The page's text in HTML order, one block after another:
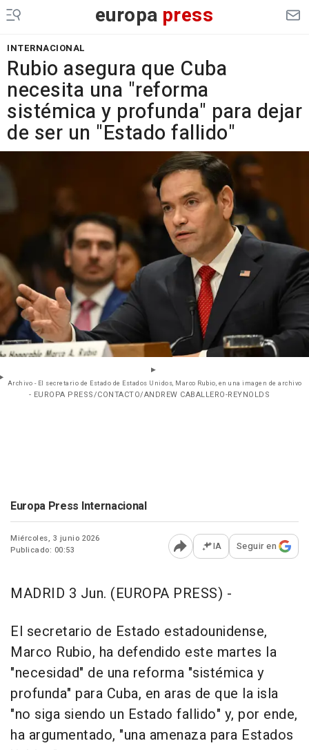
europa press
INTERNACIONAL
Rubio asegura que Cuba
necesita una "reforma
sistémica y profunda" para dejar
de ser un "Estado fallido"
Archivo - El secretario de Estado de Estados Unidos, Marco Rubio, en una imagen de archivo
- EUROPA PRESS/CONTACTO/ANDREW CABALLERO-REYNOLDS
Europa Press Internacional
Miércoles, 3 junio 2026
Publicado: 00:53
Abrir opciones para
IA Seguir en
MADRID 3 Jun. (EUROPA PRESS) -
El secretario de Estado estadounidense,
Marco Rubio, ha defendido este martes la
"necesidad" de una reforma "sistémica y
profunda" para Cuba, en aras de que la isla
"no siga siendo un Estado fallido" y, por ende,
ha argumentado, "una amenaza para Estados